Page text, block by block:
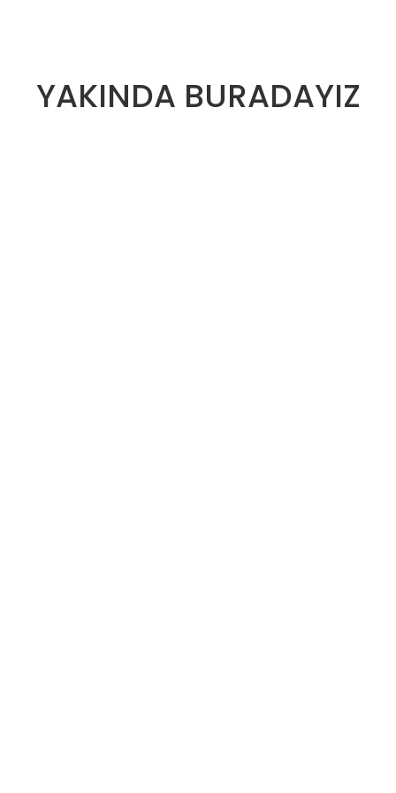
YAKINDA BURADAYIZ